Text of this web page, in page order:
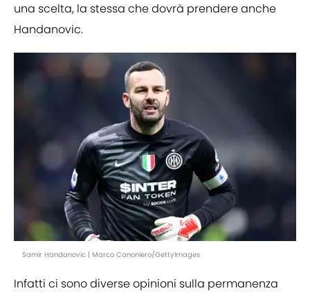
una scelta, la stessa che dovrà prendere anche
Handanovic.
Samir Handanovic | Marco Canoniero/GettyImages
Infatti ci sono diverse opinioni sulla permanenza